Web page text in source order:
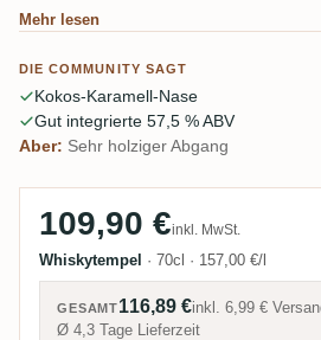
dunkler Schokolade, Holz und
sogar einen "Foursquare-Killer."
mit einem schwachen
Fruchtrand.
Mehr lesen
DIE COMMUNITY SAGT
Kokos-Karamell-Nase
Gut integrierte 57,5 % ABV
Aber: Sehr holziger Abgang
109,90 €inkl. MwSt.
Whiskytempel · 70cl · 157,00 €/l
GESAMT116,89 €inkl.6,99 €
Ø 4,3 Tage Lieferzeit